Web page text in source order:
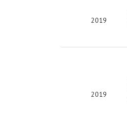
2019
2019